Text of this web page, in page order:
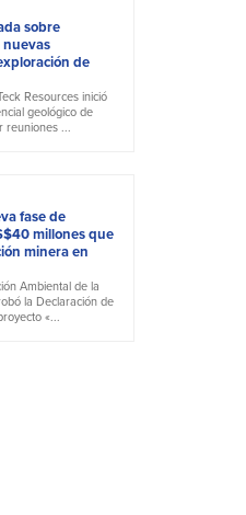
sobre
de
Resources inició
geológico de
reuniones ...
fase de
millones que
minera en
Ambiental de la
la Declaración de
«...